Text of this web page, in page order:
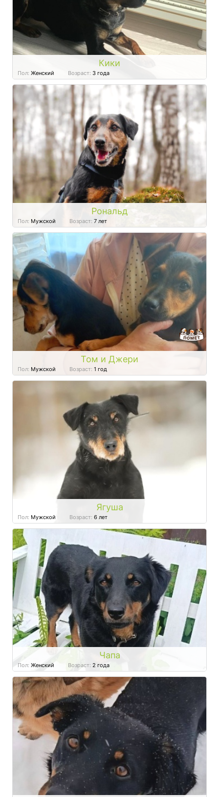
Кики
Пол: Женский Возраст: 3 года
Рональд
Пол: Мужской Возраст: 7 лет
Том и Джери
Пол: Мужской Возраст: 1 год
Ягуша
Пол: Мужской Возраст: 6 лет
Чапа
Пол: Женский Возраст: 2 года